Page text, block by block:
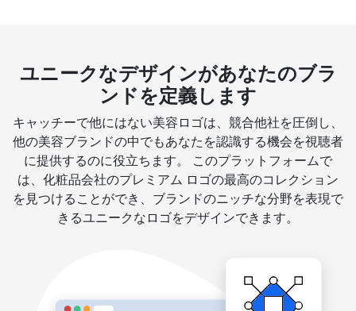
ユニークなデザインがあなたのブラ
ンドを定義します
キャッチーで他にはない美容ロゴは、競合他社を圧倒し、
他の美容ブランドの中でもあなたを認識する機会を視聴者
に提供するのに役立ちます。 このプラットフォームで
は、化粧品会社のプレミアム ロゴの最高のコレクション
を見つけることができ、ブランドのニッチな分野を表現で
きるユニークなロゴをデザインできます。